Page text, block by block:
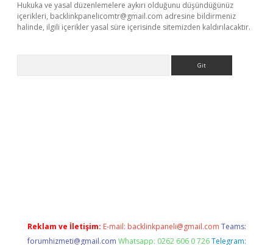
Hukuka ve yasal düzenlemelere aykırı olduğunu düşündüğünüz
içerikleri, backlinkpanelicomtr@gmail.com adresine bildirmeniz
halinde, ilgili içerikler yasal süre içerisinde sitemizden kaldırılacaktır.
Reklam ve İletişim: E-mail: backlinkpaneli@gmail.com Teams:
forumhizmeti@gmail.com Whatsapp: 0262 606 0 726 Telegram: